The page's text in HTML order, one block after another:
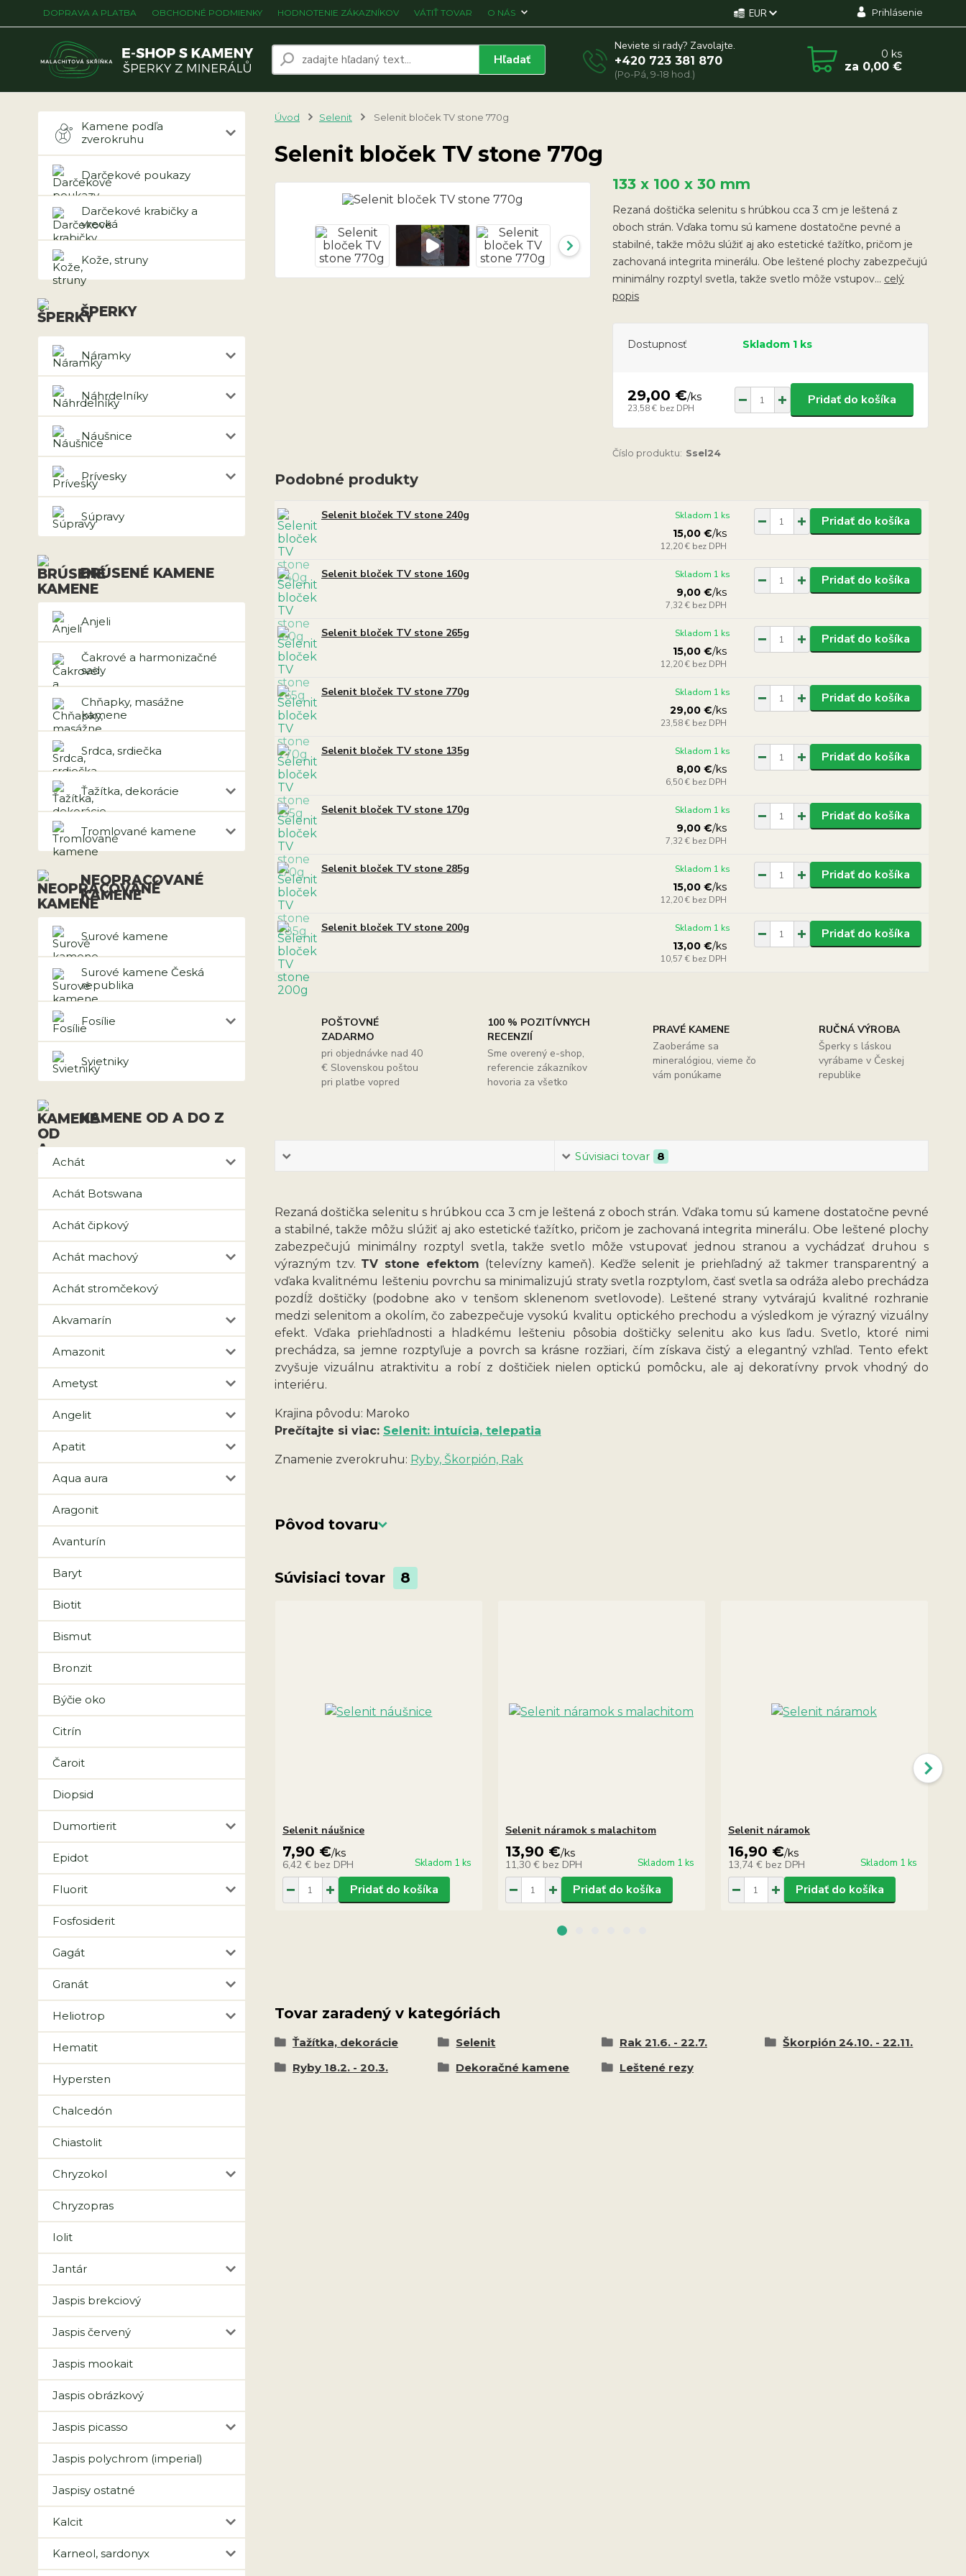
DOPRAVA A PLATBA OBCHODNÉ PODMIENKY HODNOTENIE ZÁKAZNÍKOV VÁTIŤ TOVAR O NÁS EUR Prihlásenie
Hľadať
Neviete si rady? Zavolajte.
+420 723 381 870
(Po-Pá, 9-18 hod.)
0 ks
za 0,00 €
Kamene podľa
zverokruhu
Darčekové poukazy
Darčekové krabičky a
vrecká
Kože, struny
ŠPERKY
Náramky
Náhrdelníky
Náušnice
Prívesky
Súpravy
BRÚSENÉ KAMENE
Anjeli
Čakrové a harmonizačné
sady
Chňapky, masážne
kamene
Srdca, srdiečka
Ťažítka, dekorácie
Tromlované kamene
NEOPRACOVANÉ
KAMENE
Surové kamene
Surové kamene Česká
republika
Fosílie
Svietniky
KAMENE OD A DO Z
Achát
Achát Botswana
Achát čipkový
Achát machový
Achát stromčekový
Akvamarín
Amazonit
Ametyst
Angelit
Apatit
Aqua aura
Aragonit
Avanturín
Baryt
Biotit
Bismut
Bronzit
Býčie oko
Citrín
Čaroit
Diopsid
Dumortierit
Epidot
Fluorit
Fosfosiderit
Gagát
Granát
Heliotrop
Hematit
Hypersten
Chalcedón
Chiastolit
Chryzokol
Chryzopras
Iolit
Jantár
Jaspis brekciový
Jaspis červený
Jaspis mookait
Jaspis obrázkový
Jaspis picasso
Jaspis polychrom (imperial)
Jaspisy ostatné
Kalcit
Karneol, sardonyx
Úvod Selenit Selenit bloček TV stone 770g
Selenit bloček TV stone 770g
133 x 100 x 30 mm
Rezaná doštička selenitu s hrúbkou cca 3 cm je leštená z
oboch strán. Vďaka tomu sú kamene dostatočne pevné a
stabilné, takže môžu slúžiť aj ako estetické ťažítko, pričom je
zachovaná integrita minerálu. Obe leštené plochy zabezpečujú
minimálny rozptyl svetla, takže svetlo môže vstupov... celý
popis
Dostupnosť Skladom 1 ks
29,00 €/ks
23,58 € bez DPH
Pridať do košíka
Číslo produktu: Ssel24
Podobné produkty
Selenit bloček TV stone 240g
15,00 €/ks
12,20 € bez DPH
Skladom 1 ks Pridať do košíka
Selenit bloček TV stone 160g
9,00 €/ks
7,32 € bez DPH
Skladom 1 ks Pridať do košíka
Selenit bloček TV stone 265g
15,00 €/ks
12,20 € bez DPH
Skladom 1 ks Pridať do košíka
Selenit bloček TV stone 770g
29,00 €/ks
23,58 € bez DPH
Skladom 1 ks Pridať do košíka
Selenit bloček TV stone 135g
8,00 €/ks
6,50 € bez DPH
Skladom 1 ks Pridať do košíka
Selenit bloček TV stone 170g
9,00 €/ks
7,32 € bez DPH
Skladom 1 ks Pridať do košíka
Selenit bloček TV stone 285g
15,00 €/ks
12,20 € bez DPH
Skladom 1 ks Pridať do košíka
Selenit bloček TV stone 200g
13,00 €/ks
10,57 € bez DPH
Skladom 1 ks Pridať do košíka
POŠTOVNÉ
ZADARMO
pri objednávke nad 40
€ Slovenskou poštou
pri platbe vopred
100 % POZITÍVNYCH
RECENZIÍ
Sme overený e-shop,
referencie zákazníkov
hovoria za všetko
PRAVÉ KAMENE
Zaoberáme sa
mineralógiou, vieme čo
vám ponúkame
RUČNÁ VÝROBA
Šperky s láskou
vyrábame v Českej
republike
Súvisiaci tovar 8
Rezaná doštička selenitu s hrúbkou cca 3 cm je leštená z oboch strán. Vďaka tomu sú kamene dostatočne pevné
a stabilné, takže môžu slúžiť aj ako estetické ťažítko, pričom je zachovaná integrita minerálu. Obe leštené plochy
zabezpečujú minimálny rozptyl svetla, takže svetlo môže vstupovať jednou stranou a vychádzať druhou s
výrazným tzv. TV stone efektom (televízny kameň). Keďže selenit je priehľadný až takmer transparentný a
vďaka kvalitnému lešteniu povrchu sa minimalizujú straty svetla rozptylom, časť svetla sa odráža alebo prechádza
pozdĺž doštičky (podobne ako v tenšom sklenenom svetlovode). Leštené strany vytvárajú kvalitné rozhranie
medzi selenitom a okolím, čo zabezpečuje vysokú kvalitu optického prechodu a výsledkom je výrazný vizuálny
efekt. Vďaka priehľadnosti a hladkému lešteniu pôsobia doštičky selenitu ako kus ľadu. Svetlo, ktoré nimi
prechádza, sa jemne rozptyľuje a povrch sa krásne rozžiari, čím získava čistý a elegantný vzhľad. Tento efekt
zvyšuje vizuálnu atraktivitu a robí z doštičiek nielen optickú pomôcku, ale aj dekoratívny prvok vhodný do
interiéru.
Krajina pôvodu: Maroko
Prečítajte si viac: Selenit: intuícia, telepatia
Znamenie zverokruhu: Ryby, Škorpión, Rak
Pôvod tovaru
Súvisiaci tovar 8
Selenit náušnice
7,90 €/ks
6,42 € bez DPH Skladom 1 ks
Pridať do košíka
Selenit náramok s malachitom
13,90 €/ks
11,30 € bez DPH Skladom 1 ks
Pridať do košíka
Selenit náramok
16,90 €/ks
13,74 € bez DPH Skladom 1 ks
Pridať do košíka
Tovar zaradený v kategóriách
Ťažítka, dekorácie Selenit Rak 21.6. - 22.7.
Škorpión 24.10. - 22.11.
Ryby 18.2. - 20.3.
Dekoračné kamene Leštené rezy